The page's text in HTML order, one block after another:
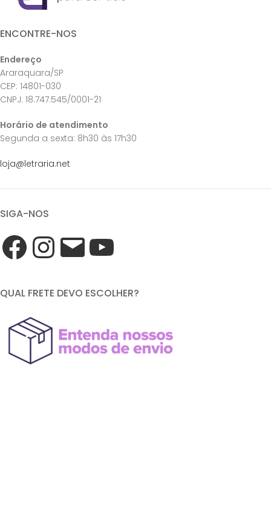
ENCONTRE-NOS
Endereço
Araraquara/SP
CEP: 14801-030
CNPJ: 18.747.545/0001-21
Horário de atendimento
Segunda a sexta: 8h30 às 17h30
loja@letraria.net
SIGA-NOS
QUAL FRETE DEVO ESCOLHER?